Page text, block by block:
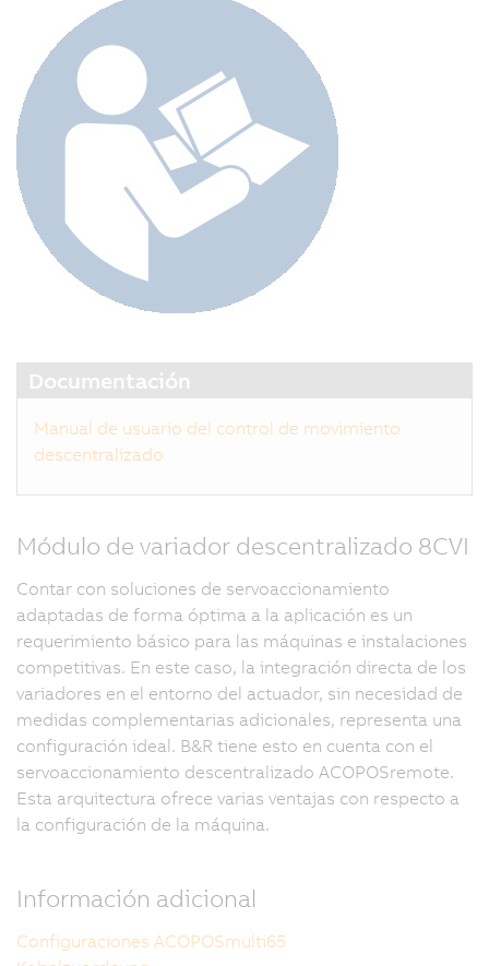
Documentación
Manual de usuario del control de movimiento
descentralizado
Módulo de variador descentralizado 8CVI
Contar con soluciones de servoaccionamiento
adaptadas de forma óptima a la aplicación es un
requerimiento básico para las máquinas e instalaciones
competitivas. En este caso, la integración directa de los
variadores en el entorno del actuador, sin necesidad de
medidas complementarias adicionales, representa una
configuración ideal. B&R tiene esto en cuenta con el
servoaccionamiento descentralizado ACOPOSremote.
Esta arquitectura ofrece varias ventajas con respecto a
la configuración de la máquina.
Información adicional
Configuraciones ACOPOSmulti65